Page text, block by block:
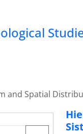
and Spatial